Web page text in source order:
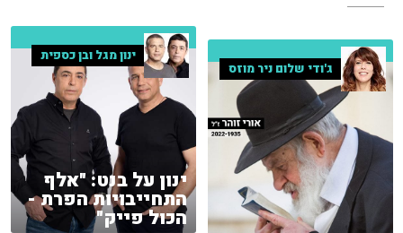
ינון מגל ובן כספית
ינון על בנט: "אלף
התחייבויות הפרת -
הכול פייק"
ג'ודי שלום ניר מוזס